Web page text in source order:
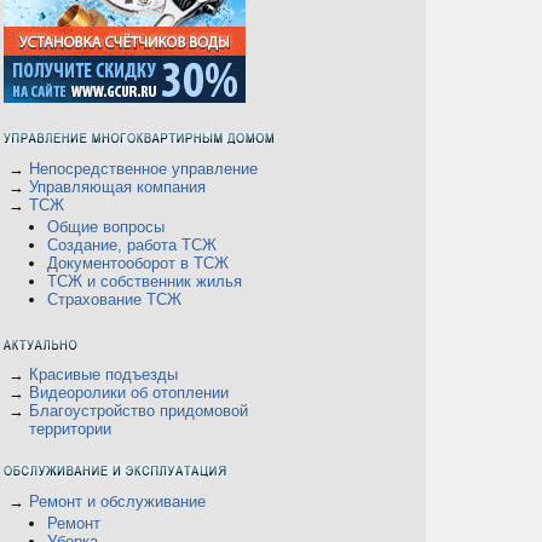
→ Непосредственное управление
→ Управляющая компания
→ ТСЖ
Общие вопросы
Создание, работа ТСЖ
Документооборот в ТСЖ
ТСЖ и собственник жилья
Страхование ТСЖ
→ Красивые подъезды
→ Видеоролики об отоплении
→ Благоустройство придомовой
территории
→ Ремонт и обслуживание
Ремонт